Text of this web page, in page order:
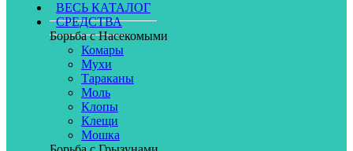
ВЕСЬ КАТАЛОГ
СРЕДСТВА
Борьба с Насекомыми
Комары
Мухи
Тараканы
Моль
Клопы
Клещи
Мошка